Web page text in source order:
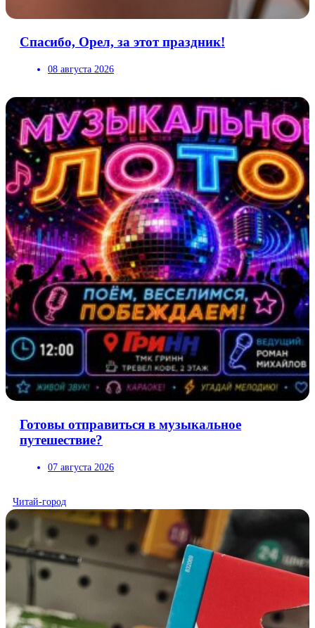
Спасибо, Орел, за этот праздник!
08 августа 2026
Готовы отправиться в музыкальное
путешествие?
07 августа 2026
Читай-город